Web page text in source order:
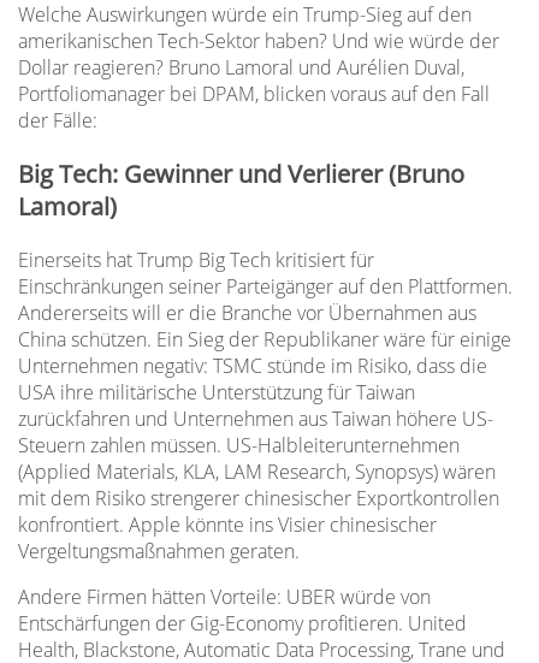
Welche Auswirkungen würde ein Trump-Sieg auf den
amerikanischen Tech-Sektor haben? Und wie würde der
Dollar reagieren? Bruno Lamoral und Aurélien Duval,
Portfoliomanager bei DPAM, blicken voraus auf den Fall
der Fälle:
Big Tech: Gewinner und Verlierer (Bruno
Lamoral)
Einerseits hat Trump Big Tech kritisiert für
Einschränkungen seiner Parteigänger auf den Plattformen.
Andererseits will er die Branche vor Übernahmen aus
China schützen. Ein Sieg der Republikaner wäre für einige
Unternehmen negativ: TSMC stünde im Risiko, dass die
USA ihre militärische Unterstützung für Taiwan
zurückfahren und Unternehmen aus Taiwan höhere US-
Steuern zahlen müssen. US-Halbleiterunternehmen
(Applied Materials, KLA, LAM Research, Synopsys) wären
mit dem Risiko strengerer chinesischer Exportkontrollen
konfrontiert. Apple könnte ins Visier chinesischer
Vergeltungsmaßnahmen geraten.
Andere Firmen hätten Vorteile: UBER würde von
Entschärfungen der Gig-Economy profitieren. United
Health, Blackstone, Automatic Data Processing, Trane und